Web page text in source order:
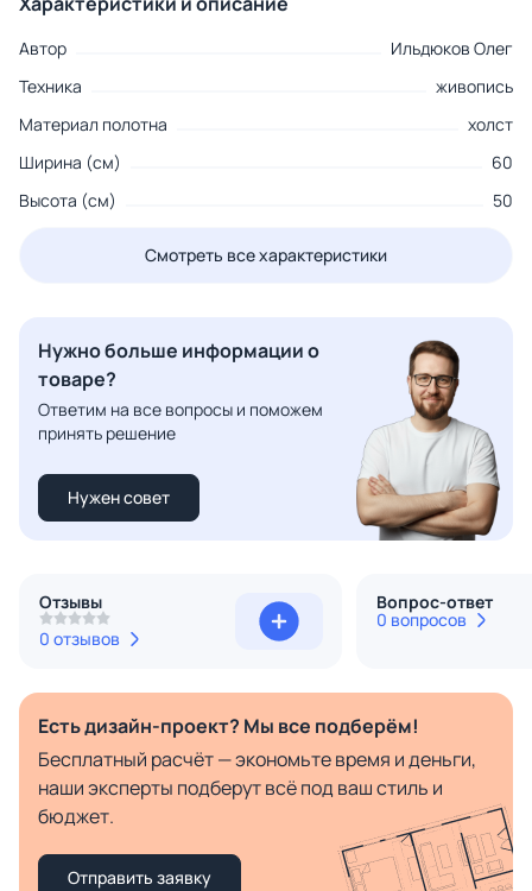
Автор
Ильдюков Олег
Техника
живопись
Материал полотна
холст
Ширина (см)
60
Высота (см)
50
Смотреть все характеристики
Нужно больше информации о
товаре?
Ответим на все вопросы и поможем
принять решение
Нужен совет
Отзывы
0 отзывов
Вопрос-ответ
0 вопросов
Есть дизайн-проект? Мы все подберём!
Бесплатный расчёт — экономьте время и деньги,
наши эксперты подберут всё под ваш стиль и
бюджет.
Отправить заявку